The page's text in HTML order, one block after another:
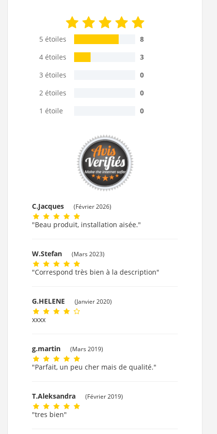
5 étoiles
8
4 étoiles
3
3 étoiles
0
2 étoiles
0
1 étoile
0
C.Jacques (Février 2026)
"Beau produit, installation aisée."
W.Stefan (Mars 2023)
"Correspond très bien à la description"
G.HELENE (Janvier 2020)
xxxx
g.martin (Mars 2019)
"Parfait, un peu cher mais de qualité."
T.Aleksandra (Février 2019)
"tres bien"